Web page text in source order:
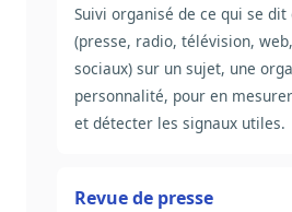
Suivi organisé de ce qui se
(presse, radio, télévision,
sociaux) sur un sujet, une
personnalité, pour en
et détecter les signaux utiles.
Revue de presse